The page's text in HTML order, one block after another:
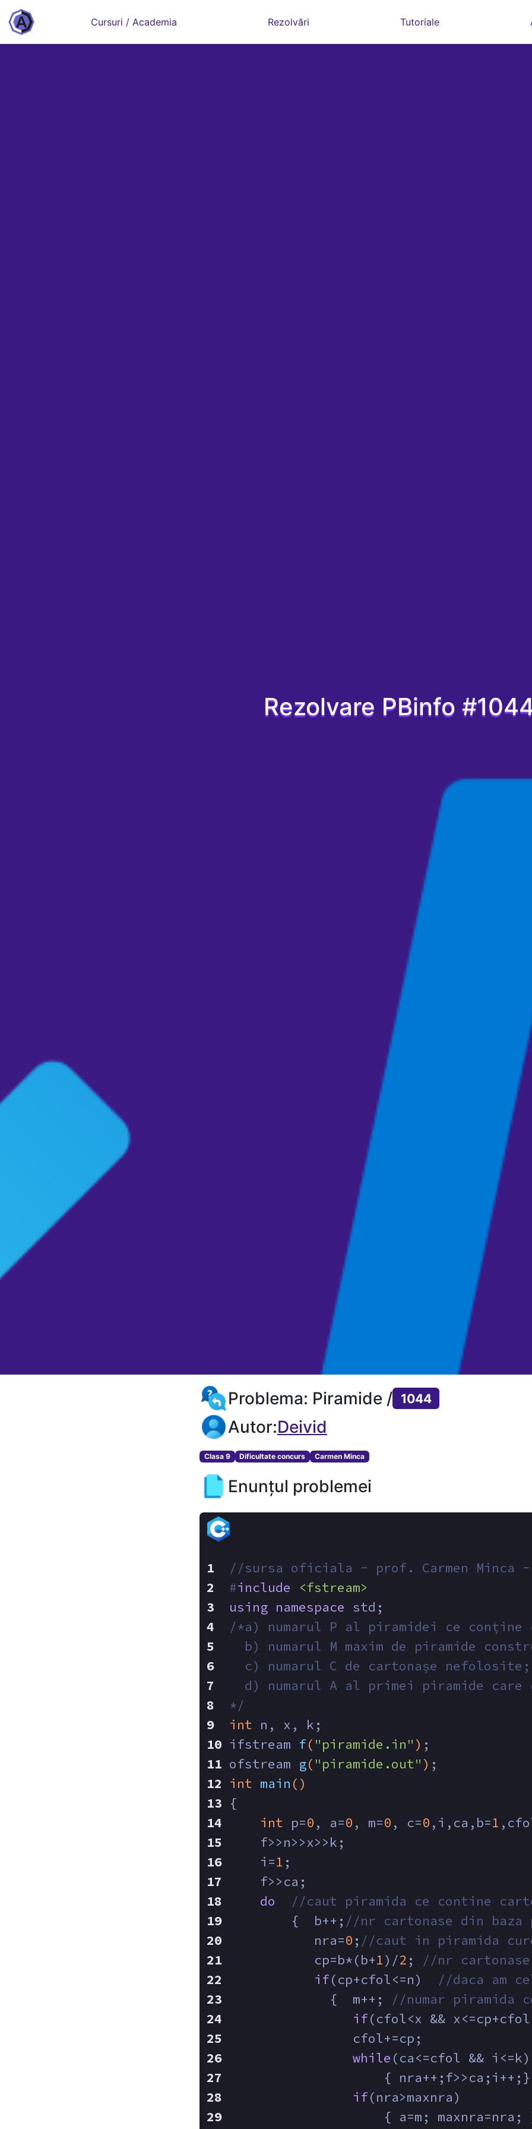
Cursuri / Academia Rezolvări Tutoriale
Rezolvare PBinfo
Problema: Piramide / 1044
Autor:Deivid
Clasa 9 Dificultate concurs Carmen Minca
Enunțul problemei
//sursa oficiala - prof. Carmen Minca
#include
<fstream>
using namespace std;
/*a) numarul P al piramidei ce conține
b) numarul M maxim de piramide
  c) numarul C de cartonașe nefolosite;
d) numarul A al primei piramide
*/
int n, x, k;
ifstream f( "piramide.in" ) ;
ofstream g( "piramide.out" ) ;
int main ()
{
int p=0 , a=0 , m=0 , c=0 ,i,ca,b=1
    f>>n>>x>>k;
    i=
1 ;
    f>>ca;
do
//caut piramida ce contine
        {  b++;
//nr cartonase din baza
           nra=
0 ; //caut in piramida
           cp=b*(b+
1)/2 ;
//nr
if(cp+cfol<=n)
//daca am
             {  m++;
//numar piramida
if(cfol<x &&
                cfol+=cp;
while (ca<=cfol && i<=k)
{
if(nra>maxnra)
{ a=m; maxnra=nra;